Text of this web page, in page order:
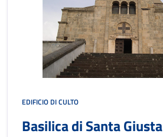
EDIFICIO DI CULTO
Basilica di Santa Giusta